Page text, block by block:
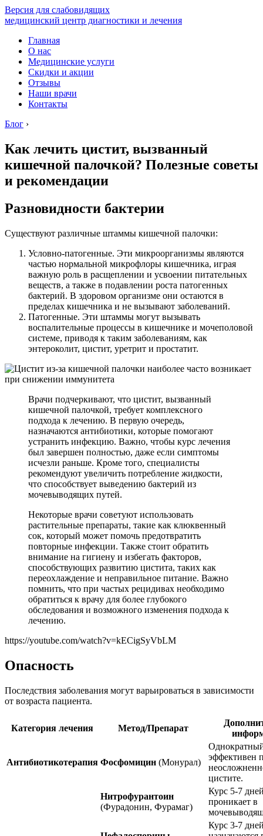
Версия для слабовидящих
медицинский центр диагностики и лечения
Главная
О нас
Медицинские услуги
Скидки и акции
Отзывы
Наши врачи
Контакты
Блог ›
Как лечить цистит, вызванный
кишечной палочкой? Полезные советы
и рекомендации
Разновидности бактерии
Существуют различные штаммы кишечной палочки:
Условно-патогенные. Эти микроорганизмы являются
частью нормальной микрофлоры кишечника, играя
важную роль в расщеплении и усвоении питательных
веществ, а также в подавлении роста патогенных
бактерий. В здоровом организме они остаются в
пределах кишечника и не вызывают заболеваний.
Патогенные. Эти штаммы могут вызывать
воспалительные процессы в кишечнике и мочеполовой
системе, приводя к таким заболеваниям, как
энтероколит, цистит, уретрит и простатит.
Врачи подчеркивают, что цистит, вызванный
кишечной палочкой, требует комплексного
подхода к лечению. В первую очередь,
назначаются антибиотики, которые помогают
устранить инфекцию. Важно, чтобы курс лечения
был завершен полностью, даже если симптомы
исчезли раньше. Кроме того, специалисты
рекомендуют увеличить потребление жидкости,
что способствует выведению бактерий из
мочевыводящих путей.
Некоторые врачи советуют использовать
растительные препараты, такие как клюквенный
сок, который может помочь предотвратить
повторные инфекции. Также стоит обратить
внимание на гигиену и избегать факторов,
способствующих развитию цистита, таких как
переохлаждение и неправильное питание. Важно
помнить, что при частых рецидивах необходимо
обратиться к врачу для более глубокого
обследования и возможного изменения подхода к
лечению.
https://youtube.com/watch?v=kECigSyVbLM
Опасность
Последствия заболевания могут варьироваться в зависимости
от возраста пациента.
Категория лечения Метод/Препарат
Антибиотикотерапия Фосфомицин (Монурал)
эффективен
цистите.
Нитрофурантоин
(Фурадонин, Фурамаг)
Курс 5-7
проникает в
Курс 3-7